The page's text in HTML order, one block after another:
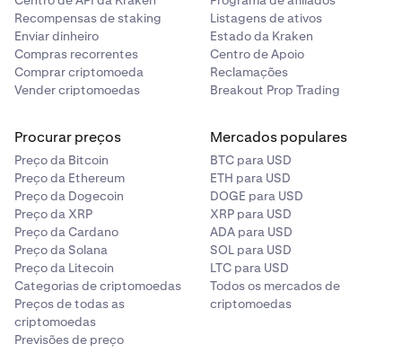
Recompensas de staking
Enviar dinheiro
Compras recorrentes
Comprar criptomoeda
Vender criptomoedas
Listagens de ativos
Estado da Kraken
Centro de Apoio
Reclamações
Breakout Prop Trading
Procurar preços
Preço da Bitcoin
Preço da Ethereum
Preço da Dogecoin
Preço da XRP
Preço da Cardano
Preço da Solana
Preço da Litecoin
Categorias de criptomoedas
Preços de todas as
criptomoedas
Previsões de preço
Mercados populares
BTC para USD
ETH para USD
DOGE para USD
XRP para USD
ADA para USD
SOL para USD
LTC para USD
Todos os mercados de
criptomoedas